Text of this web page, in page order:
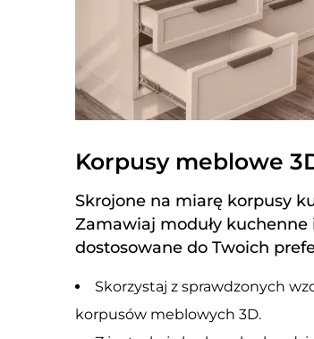
Korpusy meblowe
Skrojone na miarę korpusy
Zamawiaj moduły kuchenne
dostosowane do Twoich
Skorzystaj z sprawdzonych
korpusów meblowych 3D.